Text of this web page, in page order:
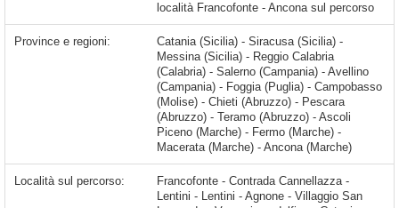
località Francofonte - Ancona sul percorso
Province e regioni:
Catania (Sicilia) - Siracusa (Sicilia) -
Messina (Sicilia) - Reggio Calabria
(Calabria) - Salerno (Campania) - Avellino
(Campania) - Foggia (Puglia) - Campobasso
(Molise) - Chieti (Abruzzo) - Pescara
(Abruzzo) - Teramo (Abruzzo) - Ascoli
Piceno (Marche) - Fermo (Marche) -
Macerata (Marche) - Ancona (Marche)
Località sul percorso: Francofonte - Contrada Cannellazza - Lentini - Lentini - Agnone - Villaggio San Leonardo - Vaccarizzo-delfino - Catania - Aci Castello - Acireale - Zummo - S. Leonardello - Cutula - Giarre - Riposto - Mascali - Fiumefreddo Sicilia - Pasteria-Lapide - Calatabiano - Chianchitta-pallio - Giardini Naxos - Villagonia - Taormina - Mazzarò - Mazzeo - Letojanni - Fondaco Parrino - Santa Margherita - Sant'Alessio Siculo - Santa Teresa di Riva - Furci Siculo - Roccalumera - Nizza di Sicilia - Alì Terme - Itala Marina - Scaletta Marina - Messina - Villa San Giovanni